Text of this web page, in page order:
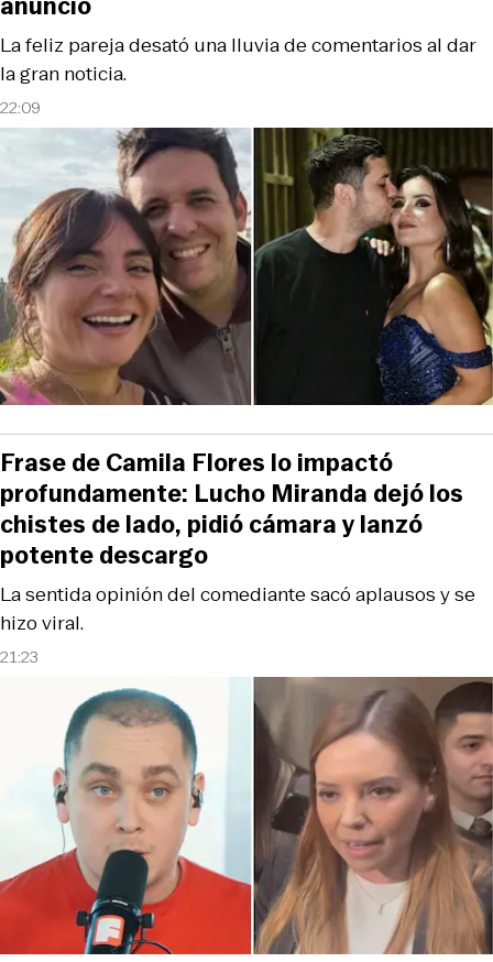
22:09
La feliz pareja desató una lluvia de comentarios al dar
la gran noticia.
21:23
La sentida opinión del comediante sacó aplausos y se
hizo viral.
Frase de Camila Flores lo impactó
profundamente: Lucho Miranda dejó los
chistes de lado, pidió cámara y lanzó
potente descargo